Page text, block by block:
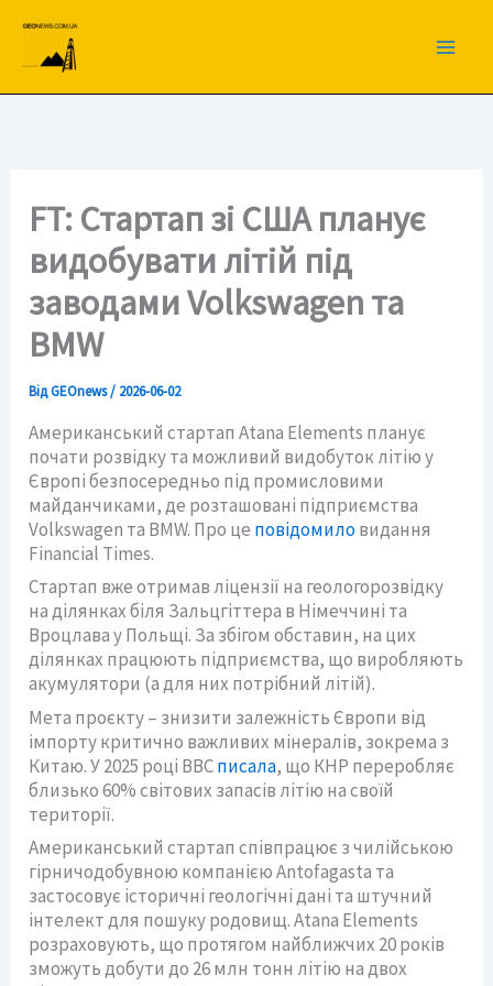
вмісту
FT: Стартап зі США планує
видобувати літій під
заводами Volkswagen та
BMW
ВідGEOnews/ 2026-06-02
Американський стартап Atana Elements планує
почати розвідку та можливий видобуток літію у
Європі безпосередньо під промисловими
майданчиками, де розташовані підприємства
Volkswagen та BMW. Про це повідомиловидання
Financial Times.
Стартап вже отримав ліцензії на геологорозвідку
на ділянках біля Зальцгіттера в Німеччині та
Вроцлава у Польщі. За збігом обставин, на цих
ділянках працюють підприємства, що виробляють
акумулятори (а для них потрібний літій).
Мета проєкту – знизити залежність Європи від
імпорту критично важливих мінералів, зокрема з
Китаю. У 2025 році BBCписала, що КНР переробляє
близько 60% світових запасів літію на своїй
території.
Американський стартап співпрацює з чилійською
гірничодобувною компанією Antofagasta та
застосовує історичні геологічні дані та штучний
інтелект для пошуку родовищ. Atana Elements
розраховують, що протягом найближчих 20 років
зможуть добути до 26 млн тонн літію на двох